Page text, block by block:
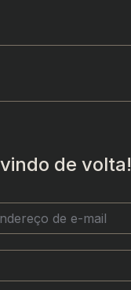
de volta!